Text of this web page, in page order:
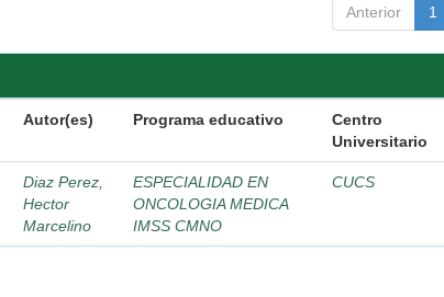
Anterior 1
Autor(es) Programa educativo
Centro
Universitario
Diaz Perez,
Hector
Marcelino
ESPECIALIDAD EN
ONCOLOGIA MEDICA
IMSS CMNO
CUCS